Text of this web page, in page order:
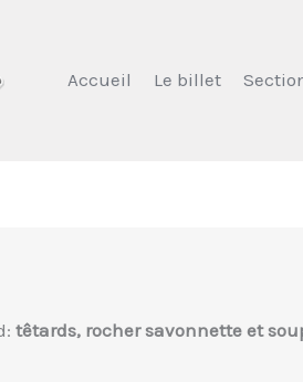
Accueil Le billet
têtards, rocher savonnette et